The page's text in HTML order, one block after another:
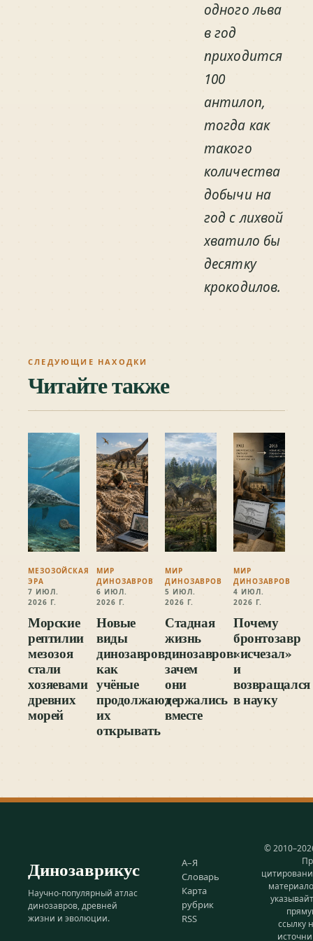
одного льва
в год
приходится
100
антилоп,
тогда как
такого
количества
добычи на
год с лихвой
хватило бы
десятку
крокодилов.
СЛЕДУЮЩИЕ НАХОДКИ
Читайте также
МЕЗОЗОЙСКАЯ
ЭРА
7 ИЮЛ.
2026 Г.
Морские
рептилии
мезозоя
стали
хозяевами
древних
морей
МИР
ДИНОЗАВРОВ
6 ИЮЛ.
2026 Г.
Новые
виды
динозавров:
как
учёные
продолжают
их
открывать
МИР
ДИНОЗАВРОВ
5 ИЮЛ.
2026 Г.
Стадная
жизнь
динозавров:
зачем
они
держались
вместе
МИР
ДИНОЗАВРОВ
4 ИЮЛ.
2026 Г.
Почему
бронтозавр
«исчезал»
и
возвращался
в науку
Динозаврикус
Научно-популярный атлас
динозавров, древней
жизни и эволюции.
А–Я
Словарь
Карта
рубрик
RSS
©
ссылку